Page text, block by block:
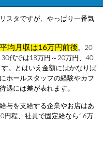
スタですが、やっぱり一番気
平均月収は16万円前後。20
代では18万円～20万円、40
。とはいえ金額にはかなりば
ホールスタッフの経験やカフ
遇には差が表れます。
与を支給する企業やお店はあ
円程、社員で固定給なら16万